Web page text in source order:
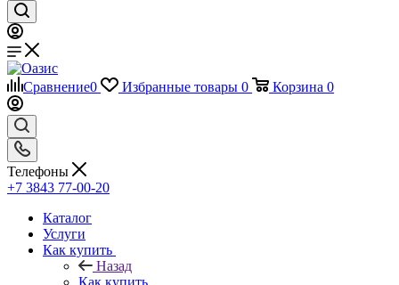
Сравнение0 Избранные товары 0 Корзина 0
Телефоны
+7 3843 77-00-20
Каталог
Услуги
Как купить
Назад
Как купить